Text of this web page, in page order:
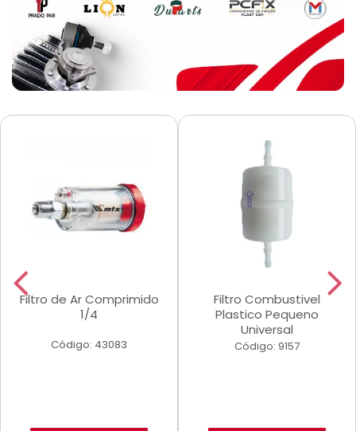
Filtro de Ar Comprimido
1/4
Código: 43083
Filtro Combustivel
Plastico Pequeno
Universal
Código: 9157